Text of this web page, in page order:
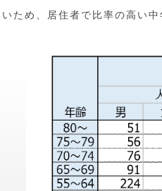
ため、居住者で比率の高い